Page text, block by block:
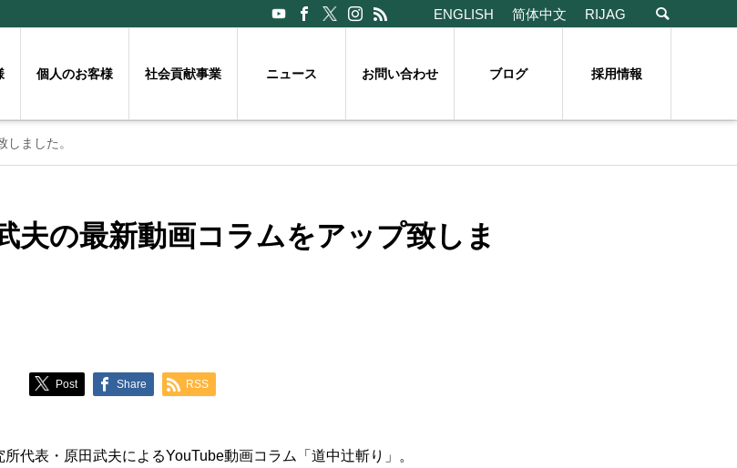
ENGLISH 简体中文 RIJAG
個人のお客様 社会貢献事業 ニュース お問い合わせ ブログ 採用情報
ました。
夫の最新動画コラムをアップ致しま
Post Share RSS
代表・原田武夫によるYouTube動画コラム「道中辻斬り」。